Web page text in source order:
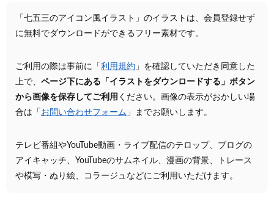
「七五三のアイコン風イラスト」のイラストは、会員登録せず
に無料でダウンロードができるフリー素材です。
ご利用の際は事前に「 利用規約 」を確認していただき同意した
上で、 ページ下にある「イラストをダウンロードする」ボタン
から画像を保存してご利用 ください。画像の表示がおかしい場
合は「 お問い合わせフォーム 」までお願いします。
テレビ番組やYouTube動画・ライブ配信のテロップ、ブログの
アイキャッチ、YouTubeのサムネイル、漫画の背景、トレース
や模写・ぬり絵、コラージュなどにご利用いただけます。